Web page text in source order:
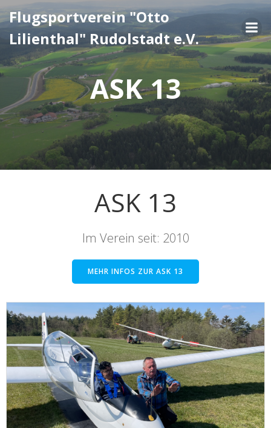
Zum
Inhalt
springen
Flugsportverein "Otto
Lilienthal" Rudolstadt e.V.
ASK 13
ASK 13
Im Verein seit: 2010
MEHR INFOS ZUR ASK 13